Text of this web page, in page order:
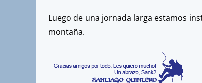
Luego de una jornada larga estamos
montaña.